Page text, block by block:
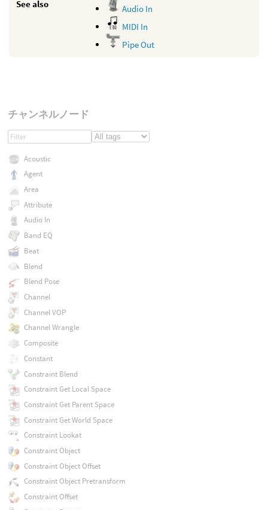
See also
Audio In
MIDI In
Pipe Out
チャンネルノード
Acoustic
Agent
Area
Attribute
Audio In
Band EQ
Beat
Blend
Blend Pose
Channel
Channel VOP
Channel Wrangle
Composite
Constant
Constraint Blend
Constraint Get Local Space
Constraint Get Parent Space
Constraint Get World Space
Constraint Lookat
Constraint Object
Constraint Object Offset
Constraint Object Pretransform
Constraint Offset